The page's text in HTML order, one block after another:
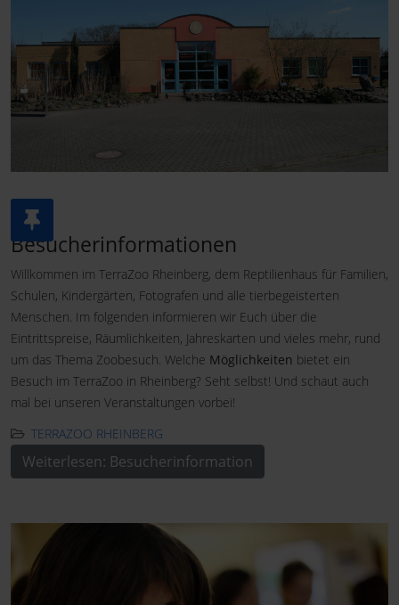
Besucherinformationen
Willkommen im TerraZoo Rheinberg, dem Reptilienhaus für Familien,
Schulen, Kindergärten, Fotografen und alle tierbegeisterten
Menschen. Im folgenden informieren wir Euch über die
Eintrittspreise, Räumlichkeiten, Jahreskarten und vieles mehr, rund
um das Thema Zoobesuch. Welche Möglichkeiten bietet ein
Besuch im TerraZoo in Rheinberg? Seht selbst! Und schaut auch
mal bei unseren Veranstaltungen vorbei!
TERRAZOO RHEINBERG
Weiterlesen: Besucherinformation